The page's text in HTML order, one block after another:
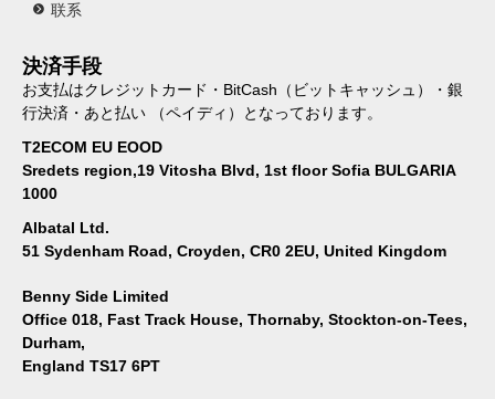
联系
決済手段
お支払はクレジットカード・BitCash（ビットキャッシュ）・銀
行決済・あと払い （ペイディ）となっております。
T2ECOM EU EOOD
Sredets region,19 Vitosha Blvd, 1st floor Sofia BULGARIA
1000
Albatal Ltd.
51 Sydenham Road, Croyden, CR0 2EU, United Kingdom
Benny Side Limited
Office 018, Fast Track House, Thornaby, Stockton-on-Tees,
Durham,
England TS17 6PT